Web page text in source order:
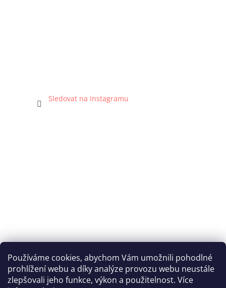
Používáme cookies, abychom Vám umožnili pohodlné
prohlížení webu a díky analýze provozu webu neustále
zlepšovali jeho funkce, výkon a použitelnost. Více
Sledovat na Instagramu
Katka Hromasová Foto